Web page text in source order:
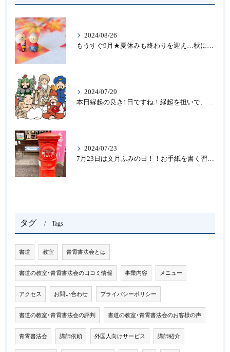
2024/08/26
もうすぐ9月★夏休みも終わりを迎え…秋になったら新しいことを始めよう♪大人の趣味に書道なら青霄書法会へ！
2024/07/29
本日縁起の良き1日ですね！縁起を担いで、新しいことをはじめる♪大人の趣味に書道なら「青霄書法会」
2024/07/23
7月23日は文月ふみの日！！お手紙を書く習慣を…★書道のお稽古なら大阪の書道教室「青霄書法会」
タグ Tags
書道 教室 青霄書法会とは
書道の教室･青霄書法会の口コミ情報 事業内容 メニュー
アクセス お問い合わせ プライバシーポリシー
書道の教室･青霄書法会の評判 書道の教室･青霄書法会のお客様の声
青霄書法会 講師依頼 外国人向けサービス 講師紹介